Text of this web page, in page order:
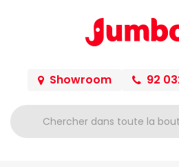
Showroom 92